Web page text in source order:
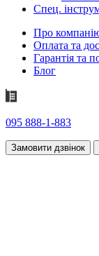
Спец.
Про
Оплата та
Гарантія та
Блог
095 888-1-883
Замовити дзвінок